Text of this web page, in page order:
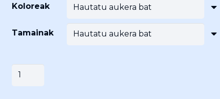
Koloreak
Tamainak